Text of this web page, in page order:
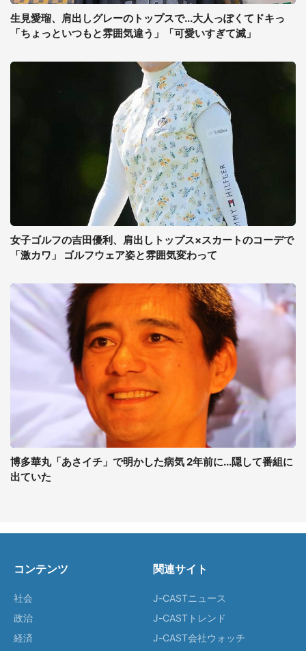
生見愛瑠、肩出しグレーのトップスで...大人っぽくてドキっ
「ちょっといつもと雰囲気違う」「可愛いすぎて滅」
女子ゴルフの吉田優利、肩出しトップス×スカートのコーデで
「激カワ」 ゴルフウェア姿と雰囲気変わって
博多華丸「あさイチ」で明かした病気 2年前に...隠して番組に
出ていた
コンテンツ
社会
政治
経済
関連サイト
J-CASTニュース
J-CASTトレンド
J-CAST会社ウォッチ